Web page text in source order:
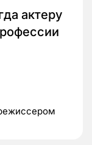
актеру